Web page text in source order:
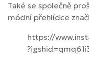
Také se společně
módní přehlídce
https://